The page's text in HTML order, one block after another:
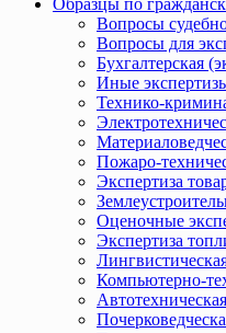
Образцы по
Вопросы
Вопросы для
Бухгалтерская
Иные
Технико-
Пожаро-
Экспертиза
Оценочные
Экспертиза
Компьютерно-